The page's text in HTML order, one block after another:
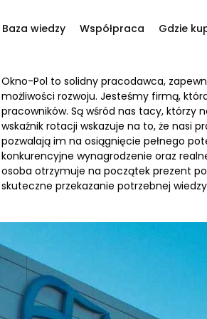
aby oferować funkcje
z naszej witryny, udostępniamy
mogą połączyć te informacje z innymi
z ich usług.
PVC
Aluminium
Drewno
Stal
PVC
Aluminium
Drewno
Stal
PVC
Aluminium
Drewno
Stal
Baza wiedzy Współpraca Gdzie
Okno-Pol to solidny pracodawca,
możliwości rozwoju. Jesteśmy firmą,
pracowników. Są wśród nas tacy, którzy
wskaźnik rotacji wskazuje na to, że nasi
pozwalają im na osiągnięcie pełnego
konkurencyjne wynagrodzenie oraz
osoba otrzymuje na początek prezent
skuteczne przekazanie potrzebnej